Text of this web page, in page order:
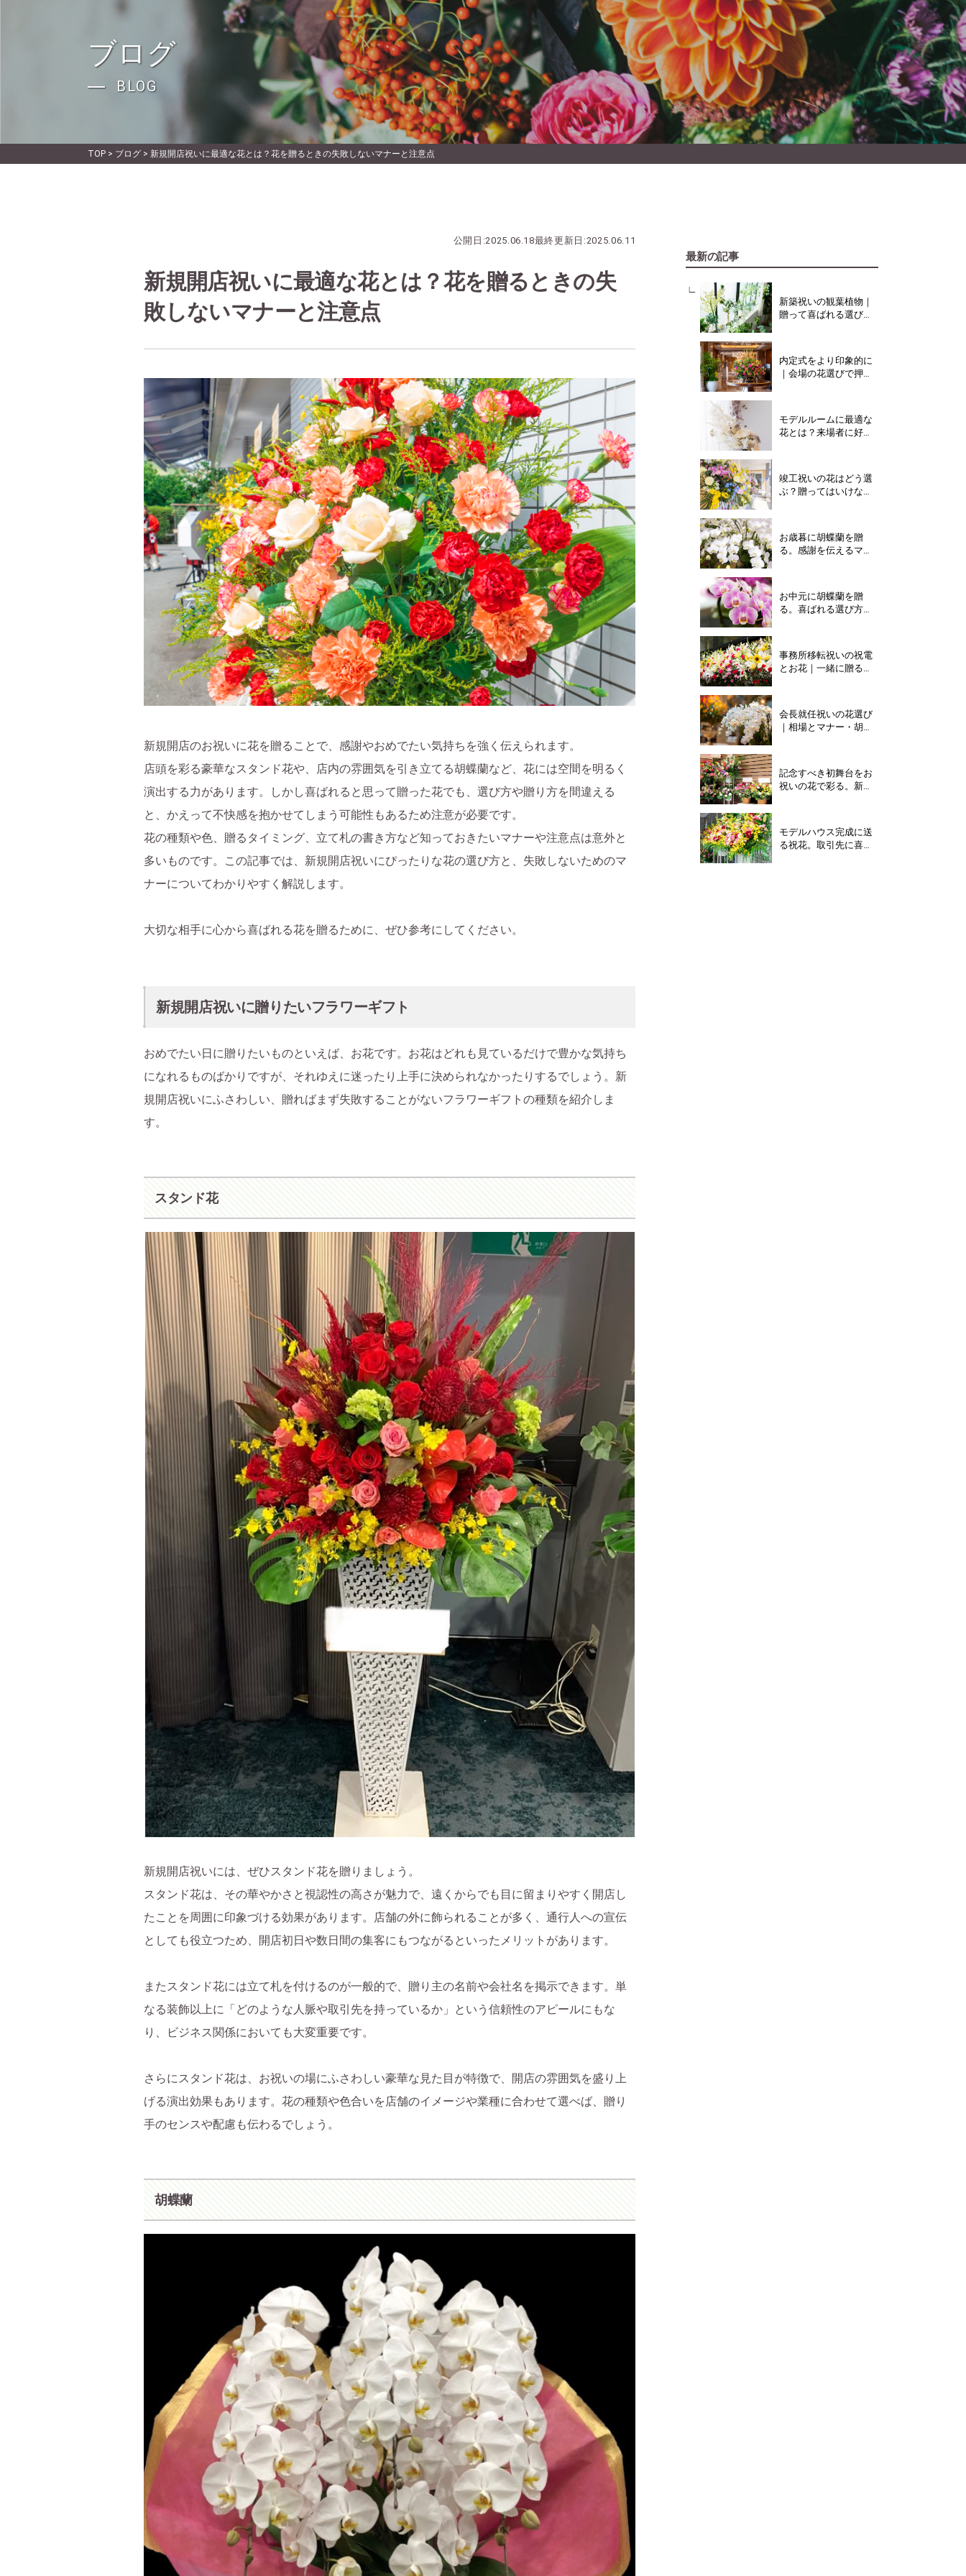
ブログ
BLOG
TOP > ブログ > 新規開店祝いに最適な花とは？花を贈るときの失敗しないマナーと注意点
公開日:2025.06.18最終更新日:2025.06.11
新規開店祝いに最適な花とは？花を贈るときの失
敗しないマナーと注意点
新規開店のお祝いに花を贈ることで、感謝やおめでたい気持ちを強く伝えられます。
店頭を彩る豪華なスタンド花や、店内の雰囲気を引き立てる胡蝶蘭など、花には空間を明るく
演出する力があります。しかし喜ばれると思って贈った花でも、選び方や贈り方を間違える
と、かえって不快感を抱かせてしまう可能性もあるため注意が必要です。
花の種類や色、贈るタイミング、立て札の書き方など知っておきたいマナーや注意点は意外と
多いものです。この記事では、新規開店祝いにぴったりな花の選び方と、失敗しないためのマ
ナーについてわかりやすく解説します。
大切な相手に心から喜ばれる花を贈るために、ぜひ参考にしてください。
新規開店祝いに贈りたいフラワーギフト
おめでたい日に贈りたいものといえば、お花です。お花はどれも見ているだけで豊かな気持ち
になれるものばかりですが、それゆえに迷ったり上手に決められなかったりするでしょう。新
規開店祝いにふさわしい、贈ればまず失敗することがないフラワーギフトの種類を紹介しま
す。
スタンド花
新規開店祝いには、ぜひスタンド花を贈りましょう。
スタンド花は、その華やかさと視認性の高さが魅力で、遠くからでも目に留まりやすく開店し
たことを周囲に印象づける効果があります。店舗の外に飾られることが多く、通行人への宣伝
としても役立つため、開店初日や数日間の集客にもつながるといったメリットがあります。
またスタンド花には立て札を付けるのが一般的で、贈り主の名前や会社名を掲示できます。単
なる装飾以上に「どのような人脈や取引先を持っているか」という信頼性のアピールにもな
り、ビジネス関係においても大変重要です。
さらにスタンド花は、お祝いの場にふさわしい豪華な見た目が特徴で、開店の雰囲気を盛り上
げる演出効果もあります。花の種類や色合いを店舗のイメージや業種に合わせて選べば、贈り
手のセンスや配慮も伝わるでしょう。
胡蝶蘭
最新の記事
新築祝いの観葉植物｜
贈って喜ばれる選び方
内定式をより印象的に
｜会場の花選びで押さ
モデルルームに最適な
花とは？来場者に好印
竣工祝いの花はどう選
ぶ？贈ってはいけない
お歳暮に胡蝶蘭を贈
る。感謝を伝えるマナ
お中元に胡蝶蘭を贈
る。喜ばれる選び方と
事務所移転祝いの祝電
とお花｜一緒に贈るべ
会長就任祝いの花選び
｜相場とマナー・胡蝶
記念すべき初舞台をお
祝いの花で彩る。新た
モデルハウス完成に送
る祝花。取引先に喜ば